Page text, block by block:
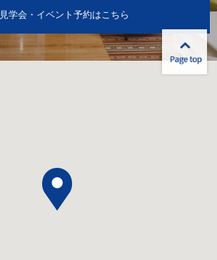
見学会・イベント予約はこちら